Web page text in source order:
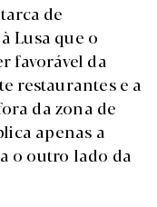
de
Lusa que o
favorável da
restaurantes e a
da zona de
apenas a
o outro lado da